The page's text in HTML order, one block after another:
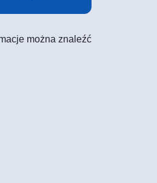
można znaleźć